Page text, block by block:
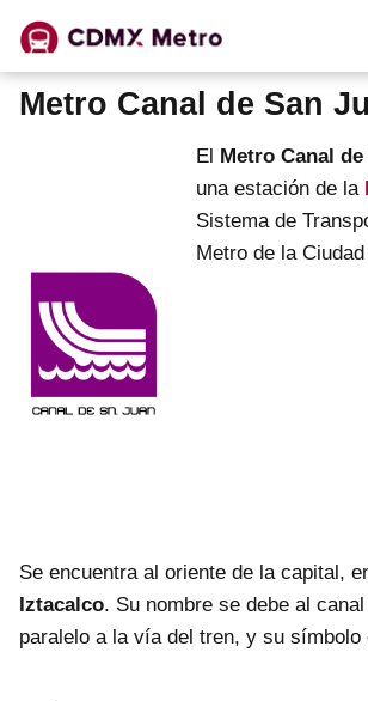
Metro Canal de San
El Metro Canal
una estación de la
Sistema de
Metro de la
Se encuentra al oriente de la capital,
Iztacalco. Su nombre se debe al
paralelo a la vía del tren, y su símbolo